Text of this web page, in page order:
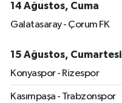
14 Ağustos, Cuma
Galatasaray - Çorum FK
15 Ağustos, Cumartesi
Konyaspor - Rizespor
Kasımpaşa - Trabzonspor